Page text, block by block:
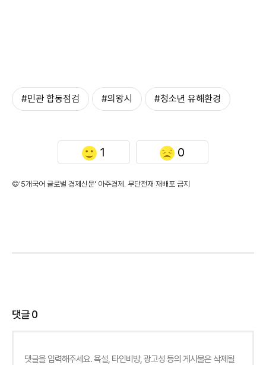
#민관 합동점검 #의왕시 #청소년 유해환경
1 0
©'5개국어 글로벌 경제신문' 아주경제. 무단전재·재배포 금지
댓글0